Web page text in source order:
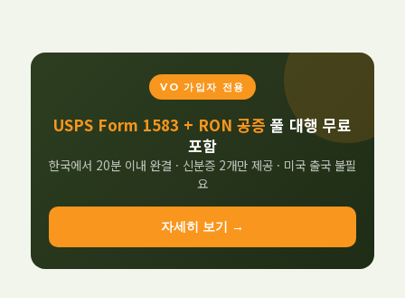
VO 가입자 전용
USPS Form 1583 + RON 공증 풀 대행 무료
포함
한국에서 20분 이내 완결 · 신분증 2개만 제공 · 미국 출국 불필
요
자세히 보기 →